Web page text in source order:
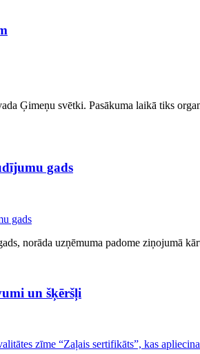
Ģimeņu svētki. Pasākuma laikā tiks
gads
norāda uzņēmuma padome ziņojumā
un šķēršļi